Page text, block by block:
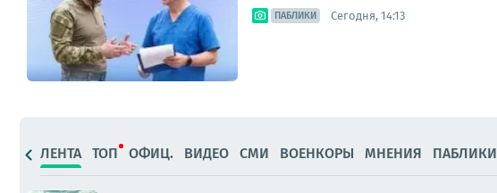
ПАБЛИКИ Сегодня, 14:13
ЛЕНТА ТОП ОФИЦ. ВИДЕО СМИ ВОЕНКОРЫ МНЕНИЯ ПАБЛИКИ